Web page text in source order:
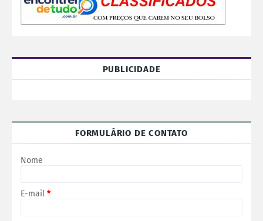
PUBLICIDADE
FORMULÁRIO DE CONTATO
Nome
E-mail *